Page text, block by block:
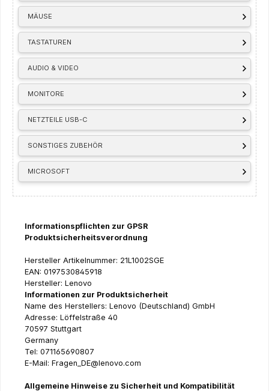
MÄUSE
TASTATUREN
AUDIO & VIDEO
MONITORE
NETZTEILE USB-C
SONSTIGES ZUBEHÖR
MICROSOFT
Informationspflichten zur GPSR
Produktsicherheitsverordnung
Hersteller Artikelnummer: 21L1002SGE
EAN: 0197530845918
Hersteller: Lenovo
Informationen zur Produktsicherheit
Name des Herstellers: Lenovo (Deutschland) GmbH
Adresse: Löffelstraße 40
70597 Stuttgart
Germany
Tel: 071165690807
E-Mail: Fragen_DE@lenovo.com
Allgemeine Hinweise zu Sicherheit und Kompatibilität